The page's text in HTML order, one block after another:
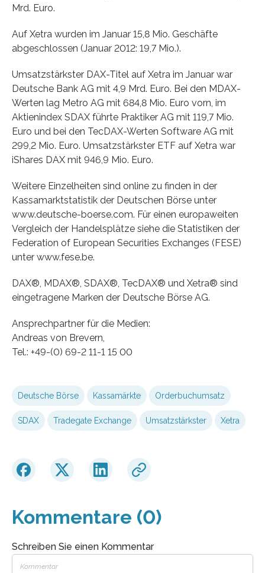
Mrd. Euro.
Auf Xetra wurden im Januar 15,8 Mio. Geschäfte
abgeschlossen (Januar 2012: 19,7 Mio.).
Umsatzstärkster DAX-Titel auf Xetra im Januar war
Deutsche Bank AG mit 4,9 Mrd. Euro. Bei den MDAX-
Werten lag Metro AG mit 684,8 Mio. Euro vorn, im
Aktienindex SDAX führte Praktiker AG mit 119,7 Mio.
Euro und bei den TecDAX-Werten Software AG mit
299,2 Mio. Euro. Umsatzstärkster ETF auf Xetra war
iShares DAX mit 946,9 Mio. Euro.
Weitere Einzelheiten sind online zu finden in der
Kassamarktstatistik der Deutschen Börse unter
www.deutsche-boerse.com. Für einen europaweiten
Vergleich der Handelsplätze siehe die Statistiken der
Federation of European Securities Exchanges (FESE)
unter www.fese.be.
DAX®, MDAX®, SDAX®, TecDAX® und Xetra® sind
eingetragene Marken der Deutsche Börse AG.
Ansprechpartner für die Medien:
Andreas von Brevern,
Tel.: +49-(0) 69-2 11-1 15 00
Deutsche Börse Kassamärkte Orderbuchumsatz
SDAX Tradegate Exchange Umsatzstärkster Xetra
Kommentare (0)
Schreiben Sie einen Kommentar